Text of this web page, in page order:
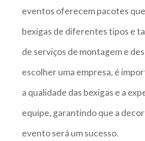
eventos oferecem pacotes
bexigas de diferentes tipos e
de serviços de montagem e
escolher uma empresa, é
a qualidade das bexigas e a
equipe, garantindo que a
evento será um sucesso.